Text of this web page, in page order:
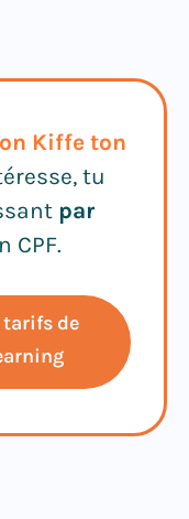
Kiffe ton
tu
par
CPF.
tarifs de